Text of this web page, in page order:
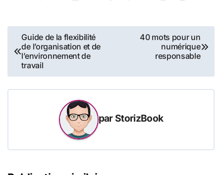
Navigation
de
l’article
Guide de la flexibilité
de l’organisation et de
l’environnement de
travail
40 mots pour un
numérique
responsable
par StorizBook